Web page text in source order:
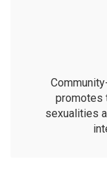
promotes
sexualities